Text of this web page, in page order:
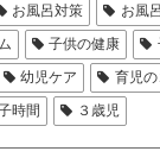
お風呂対策
お風
子供の健康
幼児ケア
育児の
時間 ３歳児